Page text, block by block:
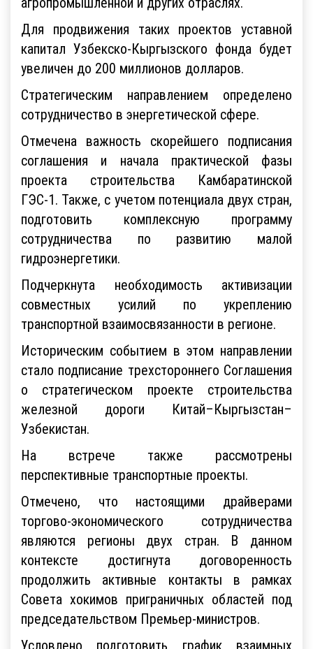
Для продвижения таких проектов уставной
капитал Узбекско-Кыргызского фонда будет
увеличен до 200 миллионов долларов.
Стратегическим направлением определено
сотрудничество в энергетической сфере.
Отмечена важность скорейшего подписания
соглашения и начала практической фазы
проекта строительства Камбаратинской
ГЭС-1. Также, с учетом потенциала двух стран,
подготовить комплексную программу
сотрудничества по развитию малой
гидроэнергетики.
Подчеркнута необходимость активизации
совместных усилий по укреплению
транспортной взаимосвязанности в регионе.
Историческим событием в этом направлении
стало подписание трехстороннего Соглашения
о стратегическом проекте строительства
железной дороги Китай–Кыргызстан–
Узбекистан.
На встрече также рассмотрены
перспективные транспортные проекты.
Отмечено, что настоящими драйверами
торгово-экономического сотрудничества
являются регионы двух стран. В данном
контексте достигнута договоренность
продолжить активные контакты в рамках
Совета хокимов приграничных областей под
председательством Премьер-министров.
Условлено подготовить график взаимных